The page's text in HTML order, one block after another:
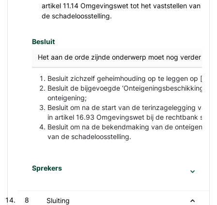
artikel 11.14 Omgevingswet tot het vaststellen van
de schadeloosstelling.
Besluit
Het aan de orde zijnde onderwerp moet nog verder
Besluit zichzelf geheimhouding op te leggen op
Besluit de bijgevoegde ‘Onteigeningsbeschikking
onteigening;
Besluit om na de start van de terinzagelegging van
in artikel 16.93 Omgevingswet bij de rechtbank
Besluit om na de bekendmaking van de
van de schadeloosstelling.
Sprekers
8 Sluiting